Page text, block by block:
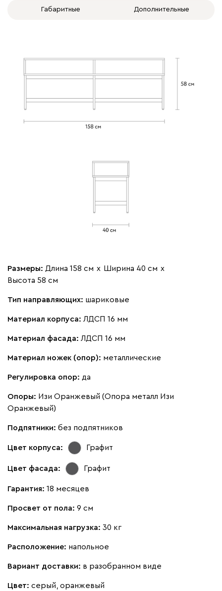
Габаритные Дополнительные
Размеры: Длина 158 см х Ширина 40 см х
Высота 58 см
Тип направляющих: шариковые
Материал корпуса: ЛДСП 16 мм
Материал фасада: ЛДСП 16 мм
Материал ножек (опор): металлические
Регулировка опор: да
Опоры: Изи Оранжевый (Опора металл Изи
Оранжевый)
Подпятники: без подпятников
Цвет корпуса: Графит
Цвет фасада: Графит
Гарантия: 18 месяцев
Просвет от пола: 9 см
Максимальная нагрузка: 30 кг
Расположение: напольное
Вариант доставки: в разобранном виде
Цвет: серый, оранжевый